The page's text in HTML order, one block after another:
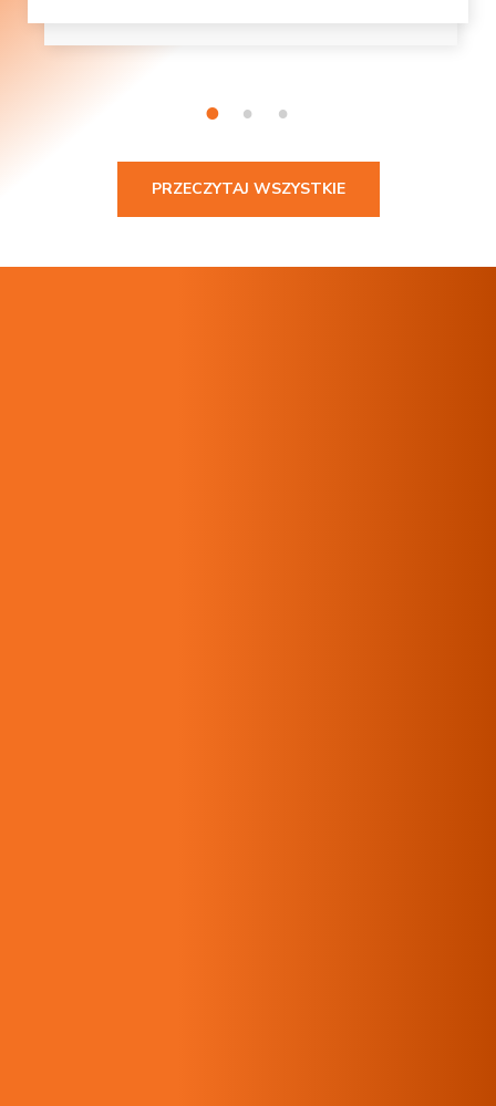
1 2 3
PRZECZYTAJ WSZYSTKIE